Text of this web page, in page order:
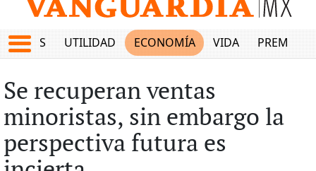
UTILIDAD ECONOMÍA VIDA PREMIUM
Se recuperan ventas
minoristas, sin embargo la
perspectiva futura es